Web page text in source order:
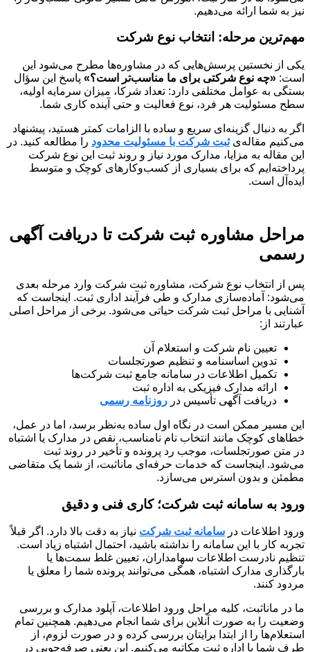
نیز به شما ارائه می‌دهیم.
مهم‌ترین مرحله: انتخاب نوع شرکت
یکی از نخستین پرسش‌هایی که در مشاوره‌ها مطرح می‌شود این
است: «چه نوع شرکتی برای ما مناسب‌تر است؟» پاسخ این سؤال
بستگی به عوامل مختلفی دارد: تعداد شرکا، میزان سرمایه اولیه،
سطح مسئولیت هر فرد، نوع فعالیت و حتی آینده کاری شما.
اگر به دنبال گزینه‌ای سریع و ساده با الزامات کمتر هستید، پیشنهاد
می‌کنیم مقاله‌یثبت شرکت با مسئولیت محدود را مطالعه کنید. در
این مقاله به مزایا، مدارک مورد نیاز و روند ثبت این نوع شرکت
پرداخته‌ایم که برای بسیاری از کسب‌وکارهای کوچک و متوسط
ایده‌آل است.
مراحل مشاوره ثبت شرکت تا دریافت آگهی
رسمی
پس از انتخاب نوع شرکت، مشاوره ثبت شرکت وارد مرحله بعدی
می‌شود: آماده‌سازی مدارک و طی فرآیند اداری ثبت. اینجاست که
آشنایی با مراحل ثبت شرکت حیاتی می‌شود. برخی از مراحل اصلی
عبارتند از:
تعیین نام شرکت و استعلام آن
تدوین اساسنامه و تنظیم صورتجلسات
تکمیل اطلاعات در سامانه جامع ثبت شرکت‌ها
ارائه مدارک فیزیکی به اداره ثبت
دریافت آگهی تأسیس در روزنامه رسمی
این مسیر ممکن است در نگاه اول ساده به‌نظر برسد، اما در عمل،
خطاهای کوچک مانند انتخاب نام نامناسب، نقص در مدارک یا اشتباه
در متن صورتجلسات، موجب رد پرونده و تأخیر در روند ثبت
می‌شود. اینجاست که خدمات حرفه‌ای ماناثبت، از شما یک متقاضی
مطمئن و بدون استرس می‌سازد.
ورود به سامانه ثبت شرکت؛ کاری فنی و دقیق
ورود اطلاعات در سامانه ثبت شرکت نیاز به دقت بالا دارد. اگر قبلاً
تجربه کار با این سامانه را نداشته باشید، احتمال اشتباه زیاد است.
تنظیم نادرست اطلاعات سهامداران، تعیین غلط سمت‌ها یا
بارگذاری مدارک اشتباه، همگی می‌توانند پرونده شما را معلق یا
مردود کنند.
ما در ماناثبت، کلیه مراحل ورود اطلاعات، آپلود مدارک و بررسی
وضعیت را به صورت آنلاین برای شما انجام می‌دهیم. همچنین تمام
استعلام‌ها را از ابتدا برایتان بررسی کرده و در صورت لزوم، از
طرف شما با اداره ثبت مکاتبه می‌کنیم. این یعنی صرفه‌جویی در